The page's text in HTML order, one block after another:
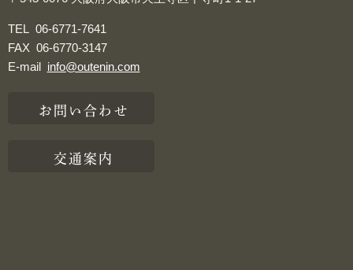
TEL 06-6771-7641
FAX 06-6770-3147
E-mail info@outenin.com
お問い合わせ
交通案内